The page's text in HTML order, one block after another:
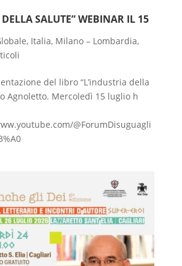
SALUTE” WEBINAR IL 15
, Italia, Milano – Lombardia,
del libro “L’industria della
Agnoletto. Mercoledì 15 luglio h
@ForumDisuguagli